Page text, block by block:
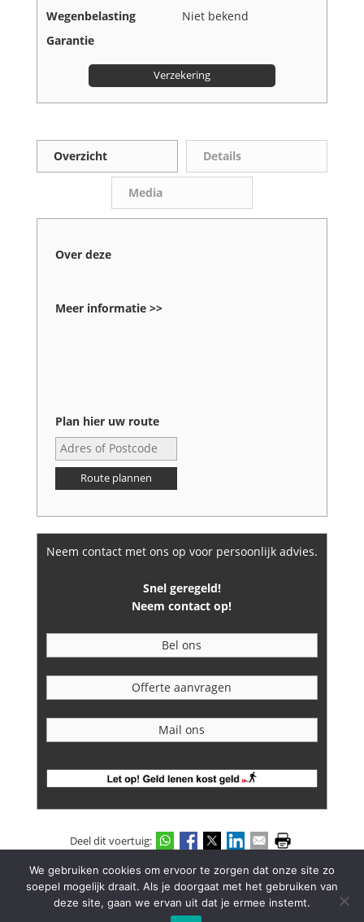
Wegenbelasting
Niet bekend
Garantie
Verzekering
Overzicht Details
Media
Over deze
Meer informatie >>
Plan hier uw route
Route plannen
Neem contact met ons op voor persoonlijk advies.
Snel geregeld!
Neem contact op!
Bel ons
Offerte aanvragen
Mail ons
Deel dit voertuig:
Powered by: Autosoft- Disclaimer
We gebruiken cookies om ervoor te zorgen dat onze site zo
soepel mogelijk draait. Als je doorgaat met het gebruiken van
deze site, gaan we ervan uit dat je ermee instemt.